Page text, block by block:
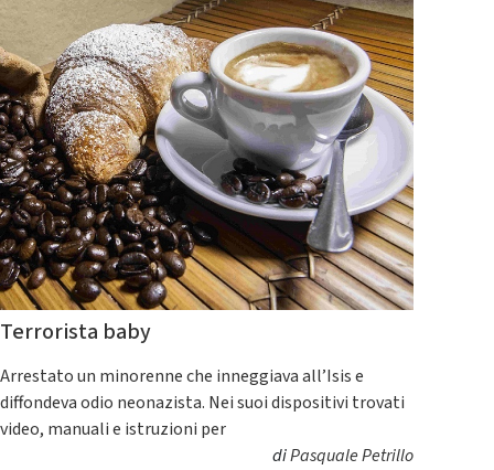
Terrorista baby
Arrestato un minorenne che inneggiava all’Isis e
diffondeva odio neonazista. Nei suoi dispositivi trovati
video, manuali e istruzioni per
diPasquale Petrillo